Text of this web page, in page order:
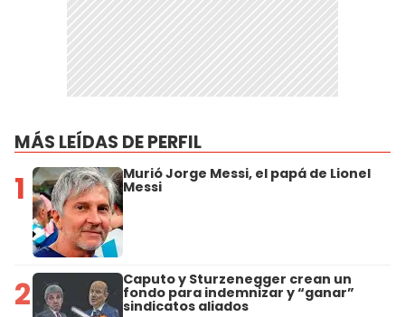
MÁS LEÍDAS DE PERFIL
1 Murió Jorge Messi, el papá de Lionel
Messi
2 Caputo y Sturzenegger crean un
fondo para indemnizar y “ganar”
sindicatos aliados